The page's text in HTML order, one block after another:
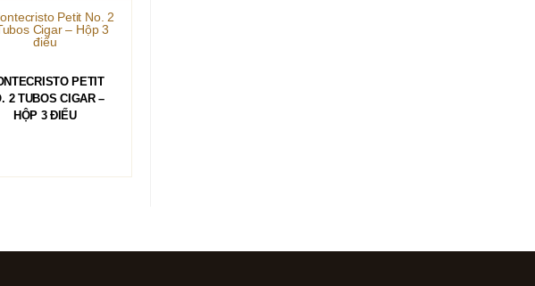
PETIT
2 TUBOS CIGAR –
HỘP 3 ĐIẾU